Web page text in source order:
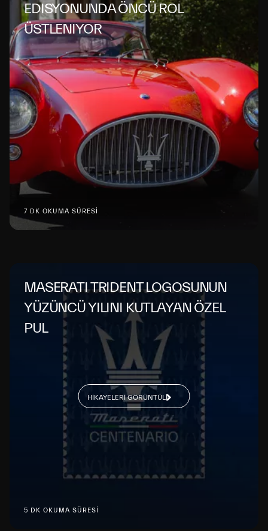
EDISYONUNDA ÖNCÜ ROL
ÜSTLENIYOR
7 DK OKUMA SÜRESİ
MASERATI TRIDENT LOGOSUNUN
YÜZÜNCÜ YILINI KUTLAYAN ÖZEL
PUL
5 DK OKUMA SÜRESİ
HIKAYELERI GÖRÜNTÜLE